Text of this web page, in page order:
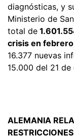
diagnósticas, y
Ministerio de
total de
crisis en febrero
16.377 nuevas
15.000 del 21
ALEMANIA